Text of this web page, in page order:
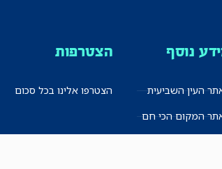
נוסף
העין השביעית
המקום הכי חם
הצטרפות
הצטרפו אלינו בכל סכום